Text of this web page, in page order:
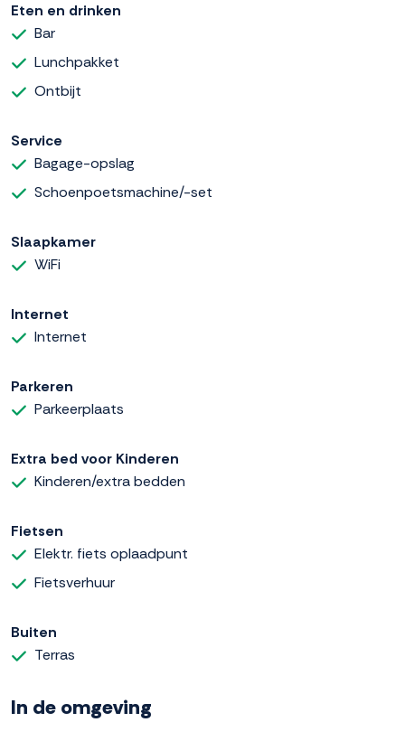
Eten en drinken
Bar
Lunchpakket
Ontbijt
Service
Bagage-opslag
Schoenpoetsmachine/-set
Slaapkamer
WiFi
Internet
Internet
Parkeren
Parkeerplaats
Extra bed voor Kinderen
Kinderen/extra bedden
Fietsen
Elektr. fiets oplaadpunt
Fietsverhuur
Buiten
Terras
In de omgeving